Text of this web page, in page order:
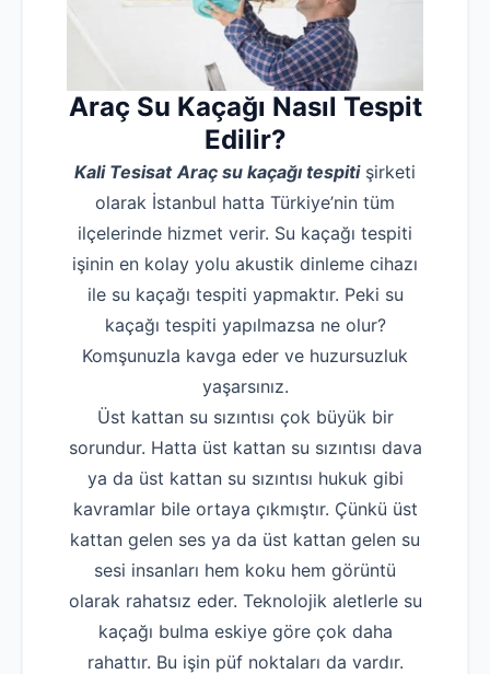
AraçSu Kaçağı Nasıl Tespit
Edilir?
Kali Tesisat Araç su kaçağı tespitişirketi
olarak İstanbul hatta Türkiye’nin tüm
ilçelerinde hizmet verir. Su kaçağı tespiti
işinin en kolay yolu akustik dinleme cihazı
ile su kaçağı tespiti yapmaktır. Peki su
kaçağı tespiti yapılmazsa ne olur?
Komşunuzla kavga eder ve huzursuzluk
yaşarsınız.
Üst kattan su sızıntısı çok büyük bir
sorundur. Hatta üst kattan su sızıntısı dava
ya da üst kattan su sızıntısı hukuk gibi
kavramlar bile ortaya çıkmıştır. Çünkü üst
kattan gelen ses ya da üst kattan gelen su
sesi insanları hem koku hem görüntü
olarak rahatsız eder. Teknolojik aletlerle su
kaçağı bulma eskiye göre çok daha
rahattır. Bu işin püf noktaları da vardır.